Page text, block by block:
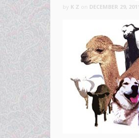
by K Z on DECEMBER 29, 2011